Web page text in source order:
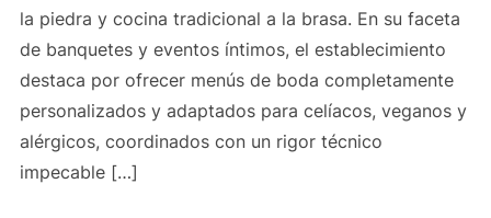
la piedra y cocina tradicional a la brasa. En su faceta
de banquetes y eventos íntimos, el establecimiento
destaca por ofrecer menús de boda completamente
personalizados y adaptados para celíacos, veganos y
alérgicos, coordinados con un rigor técnico
impecable […]